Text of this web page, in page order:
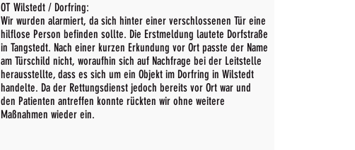
OT Wilstedt / Dorfring:
Wir wurden alarmiert, da sich hinter einer verschlossenen Tür eine
hilflose Person befinden sollte. Die Erstmeldung lautete Dorfstraße
in Tangstedt. Nach einer kurzen Erkundung vor Ort passte der Name
am Türschild nicht, woraufhin sich auf Nachfrage bei der Leitstelle
herausstellte, dass es sich um ein Objekt im Dorfring in Wilstedt
handelte. Da der Rettungsdienst jedoch bereits vor Ort war und
den Patienten antreffen konnte rückten wir ohne weitere
Maßnahmen wieder ein.